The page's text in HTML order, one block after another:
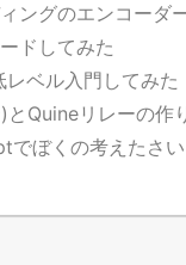
ングのエンコーダ
ドしてみた
ベル入門してみた
とQuineリレーの作
ぼくの考えたさ